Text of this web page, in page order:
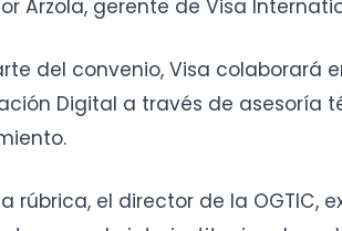
Arzola, gerente de Visa
del convenio, Visa colaborará
Digital a través de asesoría
rúbrica, el director de la OGTIC,